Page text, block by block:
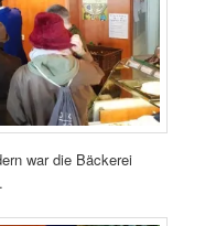
war die Bäckerei